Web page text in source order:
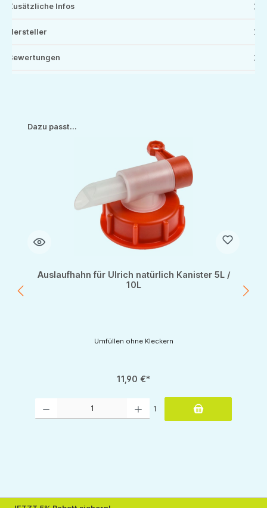
Zusätzliche Infos
Hersteller
Bewertungen
Produktgalerie überspringen
Dazu passt...
um die Anzahl zu erhöhen oder zu reduzieren.
Auslaufhahn für Ulrich natürlich Kanister 5L /
10L
Umfüllen ohne Kleckern
11,90 €*
1